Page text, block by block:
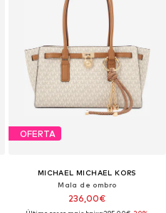
OFERTA
MICHAEL MICHAEL KORS
Mala de ombro
236,00€